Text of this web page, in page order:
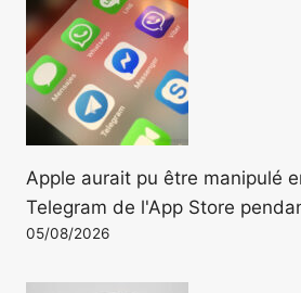
Apple aurait pu être manipulé
Telegram de l'App Store
05/08/2026